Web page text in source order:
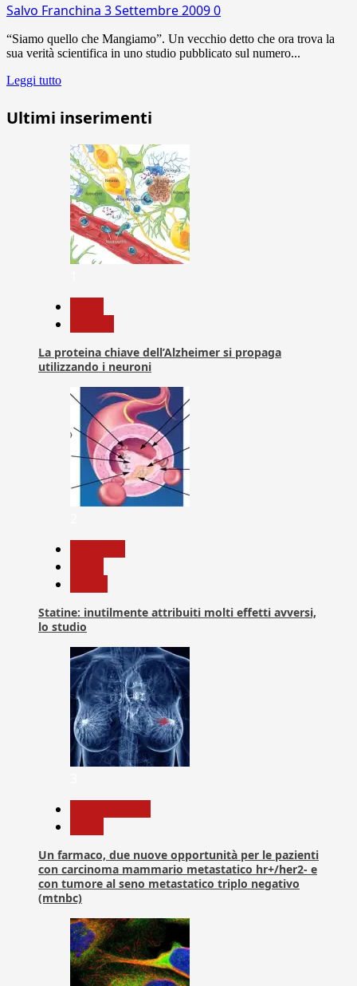
Salvo Franchina 3 Settembre 20090
“Siamo quello che Mangiamo”. Un vecchio detto che ora trova la
sua verità scientifica in uno studio pubblicato sul numero...
Leggi tutto
Ultimi inserimenti
La proteina chiave dell’Alzheimer si propaga
utilizzando i neuroni
Statine: inutilmente attribuiti molti effetti avversi,
lo studio
Un farmaco, due nuove opportunità per le pazienti
con carcinoma mammario metastatico hr+/her2- e
con tumore al seno metastatico triplo negativo
(mtnbc)